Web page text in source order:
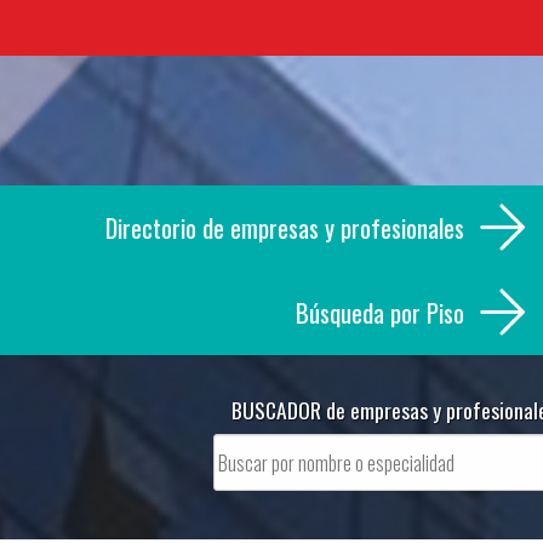
Directorio de empresas y profesionales
Búsqueda por Piso
BUSCADOR de empresas y